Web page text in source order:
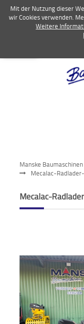
Bagger
Anbaugeräte
Bagger
Radlader
Fahrzeuge
Manske Baumaschinen
Mecalac-
Mecalac-
Mit der Nutzung dieser
wir Cookies verwenden.
Weitere